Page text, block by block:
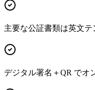
主要な公証書類は英文
デジタル署名＋QR でオ